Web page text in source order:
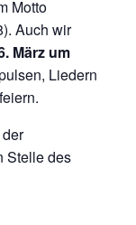
Motto
Auch wir
März um
Liedern
Stelle des